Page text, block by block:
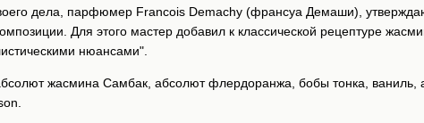
дела, парфюмер Francois Demachy (франсуа Демаши),
Для этого мастер добавил к классической рецептуре
нюансами".
жасмина Самбак, абсолют флердоранжа, бобы тонка, ваниль,